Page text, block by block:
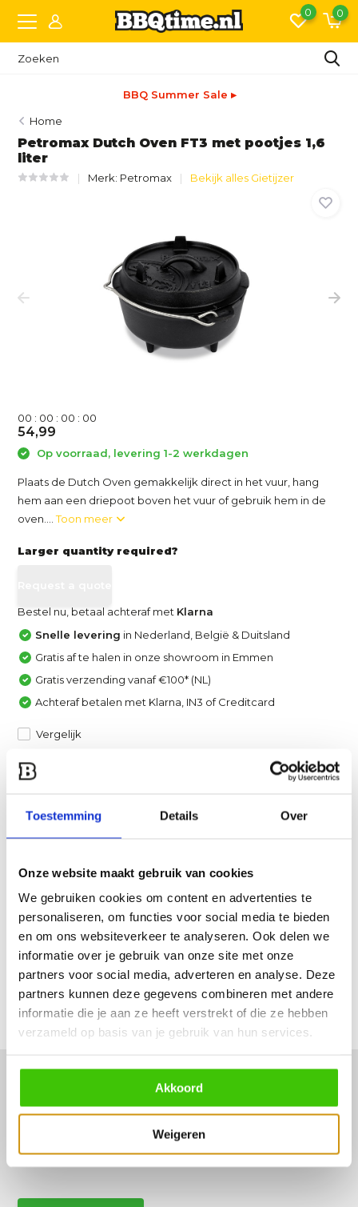
Toestemming Details Over
Onze website maakt gebruik van cookies
We gebruiken cookies om content en advertenties te
personaliseren, om functies voor social media te bieden
en om ons websiteverkeer te analyseren. Ook delen we
informatie over je gebruik van onze site met onze
partners voor social media, adverteren en analyse. Deze
partners kunnen deze gegevens combineren met andere
informatie die je aan ze heeft verstrekt of die ze hebben
verzameld op basis van je gebruik van hun services.
Akkoord
Weigeren
0 0
BBQ Summer Sale ▸
Home
Petromax Dutch Oven FT3 met pootjes 1,6
liter
Merk: Petromax Bekijk alles Gietijzer
00 : 00 : 00 : 00
54,99
Op voorraad, levering 1-2 werkdagen
Plaats de Dutch Oven gemakkelijk direct in het vuur, hang
hem aan een driepoot boven het vuur of gebruik hem in de
oven....Toon meer
Larger quantity required?
Bestel nu, betaal achteraf met Klarna
Snelle levering in Nederland, België & Duitsland
Gratis af te halen in onze showroom in Emmen
Gratis verzending vanaf €100* (NL)
Achteraf betalen met Klarna, IN3 of Creditcard
Vergelijk
Heb je een vraag over dit product?
Productomschrijving
Specificaties
Reviews
Delen
Hulp of advies nodig?
Vraag het een van onze specialisten!
Stuur gemakkelijk een Whatsapp.